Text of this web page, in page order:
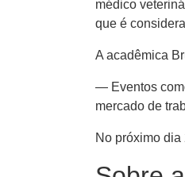
médico
que é
A acadêmica
— Eventos
mercado de
No próximo